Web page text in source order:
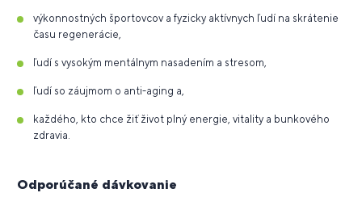
výkonnostných športovcov a fyzicky aktívnych ľudí na skrátenie
času regenerácie,
ľudí s vysokým mentálnym nasadením a stresom,
ľudí so záujmom o anti-aging a,
každého, kto chce žiť život plný energie, vitality a bunkového
zdravia.
Odporúčané dávkovanie